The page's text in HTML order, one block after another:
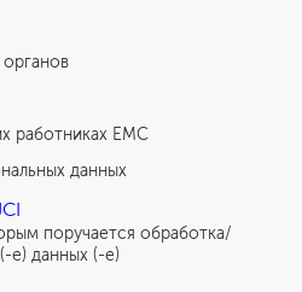
работниках EMC
данных
поручается обработка/
е) данных (-е)